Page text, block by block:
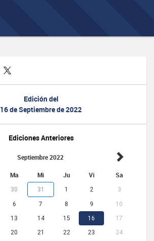
Edición del
16 de Septiembre de 2022
Ediciones Anteriores
Septiembre 2022
Ma Mi Ju Vi Sa
30 31 1 2 3
6 7 8 9
10
13 14 15 16
17
20 21 22 23
24